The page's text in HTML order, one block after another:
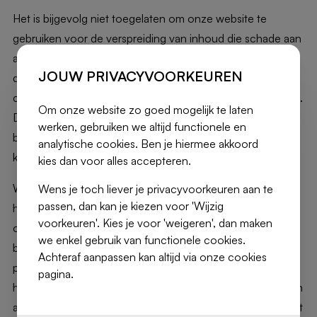
Het is bijgevolg niet toegelaten om onze website te
gebruiken voor de verspreiding van inhoud die schade aan
andere Gebruikers van de website kan toebrengen, zoals
de verspreiding van schadelijke programmatuur zoals
computervirussen, malware, worms, trojans en cancelbots.
De verspreiding van ongevraagde en/of commerciële
berichten via de website, zoals junk mail, spamming en
kettingbrieven, valt hier ook onder.
Wij behouden ons het recht voor om alle noodzakelijke
handelingen te treffen die herstel kunnen opleveren voor
ons en voor onze Gebruikers, zowel op gerechtelijk als
buitengerechtelijk vlak. De Gebruiker is als enige
persoonlijk en integraal verantwoordelijk indien zijn
handelingen en gedragingen effectief schade veroorzaken
aan de website en de andere Gebruikers. In dat geval moet
JOUW PRIVACYVOORKEUREN
Om onze website zo goed mogelijk te laten
werken, gebruiken we altijd functionele en
analytische cookies. Ben je hiermee akkoord
kies dan voor alles accepteren.
Wens je toch liever je privacyvoorkeuren aan te
passen, dan kan je kiezen voor 'Wijzig
voorkeuren'. Kies je voor 'weigeren', dan maken
we enkel gebruik van functionele cookies.
Achteraf aanpassen kan altijd via onze cookies
pagina.